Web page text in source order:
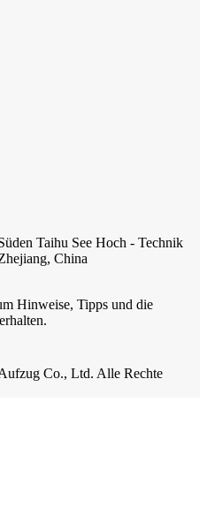
Taihu See Hoch - Technik
China
Hinweise, Tipps und die
Co., Ltd. Alle Rechte